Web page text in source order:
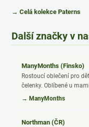
→ Celá kolekce Paterns
Další značky v
ManyMonths (Finsko)
Rostoucí oblečení pro
čelenky. Oblíbené u
→ ManyMonths
Northman (ČR)